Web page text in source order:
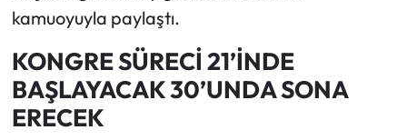
kamuoyuyla paylaştı.
KONGRE SÜRECİ 21’İNDE
BAŞLAYACAK 30’UNDA SONA
ERECEK